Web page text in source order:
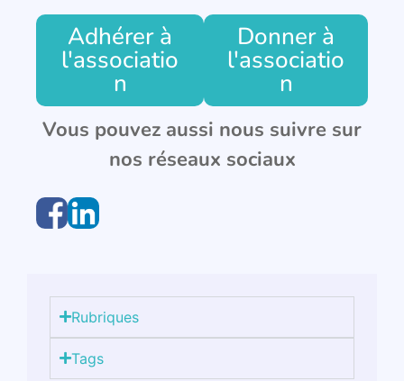
Adhérer à
l'associatio
n
Donner à
l'associatio
n
Vous pouvez aussi nous suivre sur
nos réseaux sociaux
Rubriques
Tags